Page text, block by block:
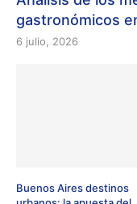
gastronómicos
6 julio, 2026
Buenos Aires destinos